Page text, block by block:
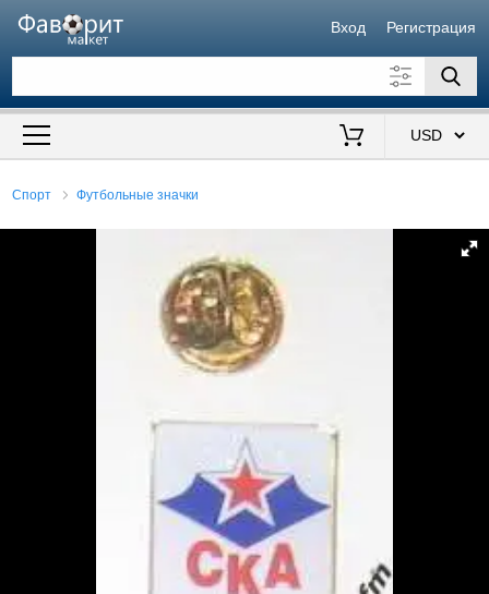
Вход Регистрация
Искать также в описании
Спорт Футбольные значки